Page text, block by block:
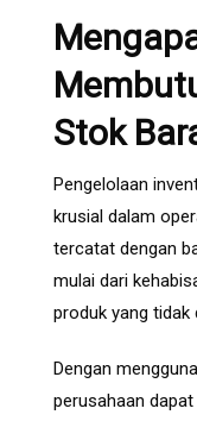
Stok
Pengelolaan
krusial dalam
tercatat dengan
mulai dari
produk yang tidak
Dengan
perusahaan